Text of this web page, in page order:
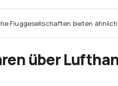
Fluggesellschaften bieten
über